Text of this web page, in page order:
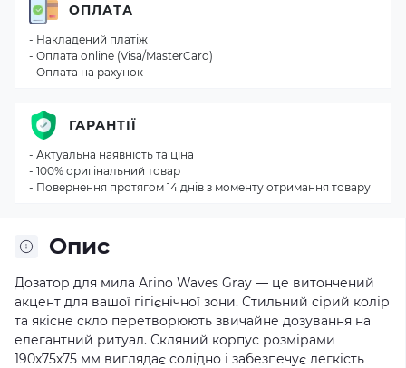
Опис
Дозатор для мила Arino Waves Gray — це витончений
акцент для вашої гігієнічної зони. Стильний сірий колір
та якісне скло перетворюють звичайне дозування на
елегантний ритуал. Скляний корпус розмірами
190х75х75 мм виглядає солідно і забезпечує легкість
ОПЛАТА
- Накладений платіж
- Оплата online (Visa/MasterCard)
- Оплата на рахунок
ГАРАНТІЇ
- Актуальна наявність та ціна
- 100% оригінальний товар
- Повернення протягом 14 днів з моменту отримання товару